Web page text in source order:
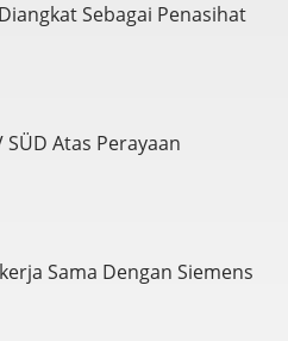
Sebagai Penasihat
Atas Perayaan
Sama Dengan Siemens